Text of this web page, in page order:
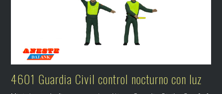
4601 Guardia Civil control nocturno con luz